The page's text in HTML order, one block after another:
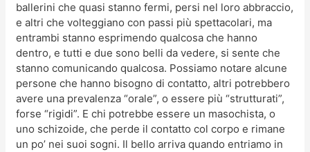
ballerini che quasi stanno fermi, persi nel loro abbraccio,
e altri che volteggiano con passi più spettacolari, ma
entrambi stanno esprimendo qualcosa che hanno
dentro, e tutti e due sono belli da vedere, si sente che
stanno comunicando qualcosa. Possiamo notare alcune
persone che hanno bisogno di contatto, altri potrebbero
avere una prevalenza “orale”, o essere più “strutturati”,
forse “rigidi”. E chi potrebbe essere un masochista, o
uno schizoide, che perde il contatto col corpo e rimane
un po’ nei suoi sogni. Il bello arriva quando entriamo in